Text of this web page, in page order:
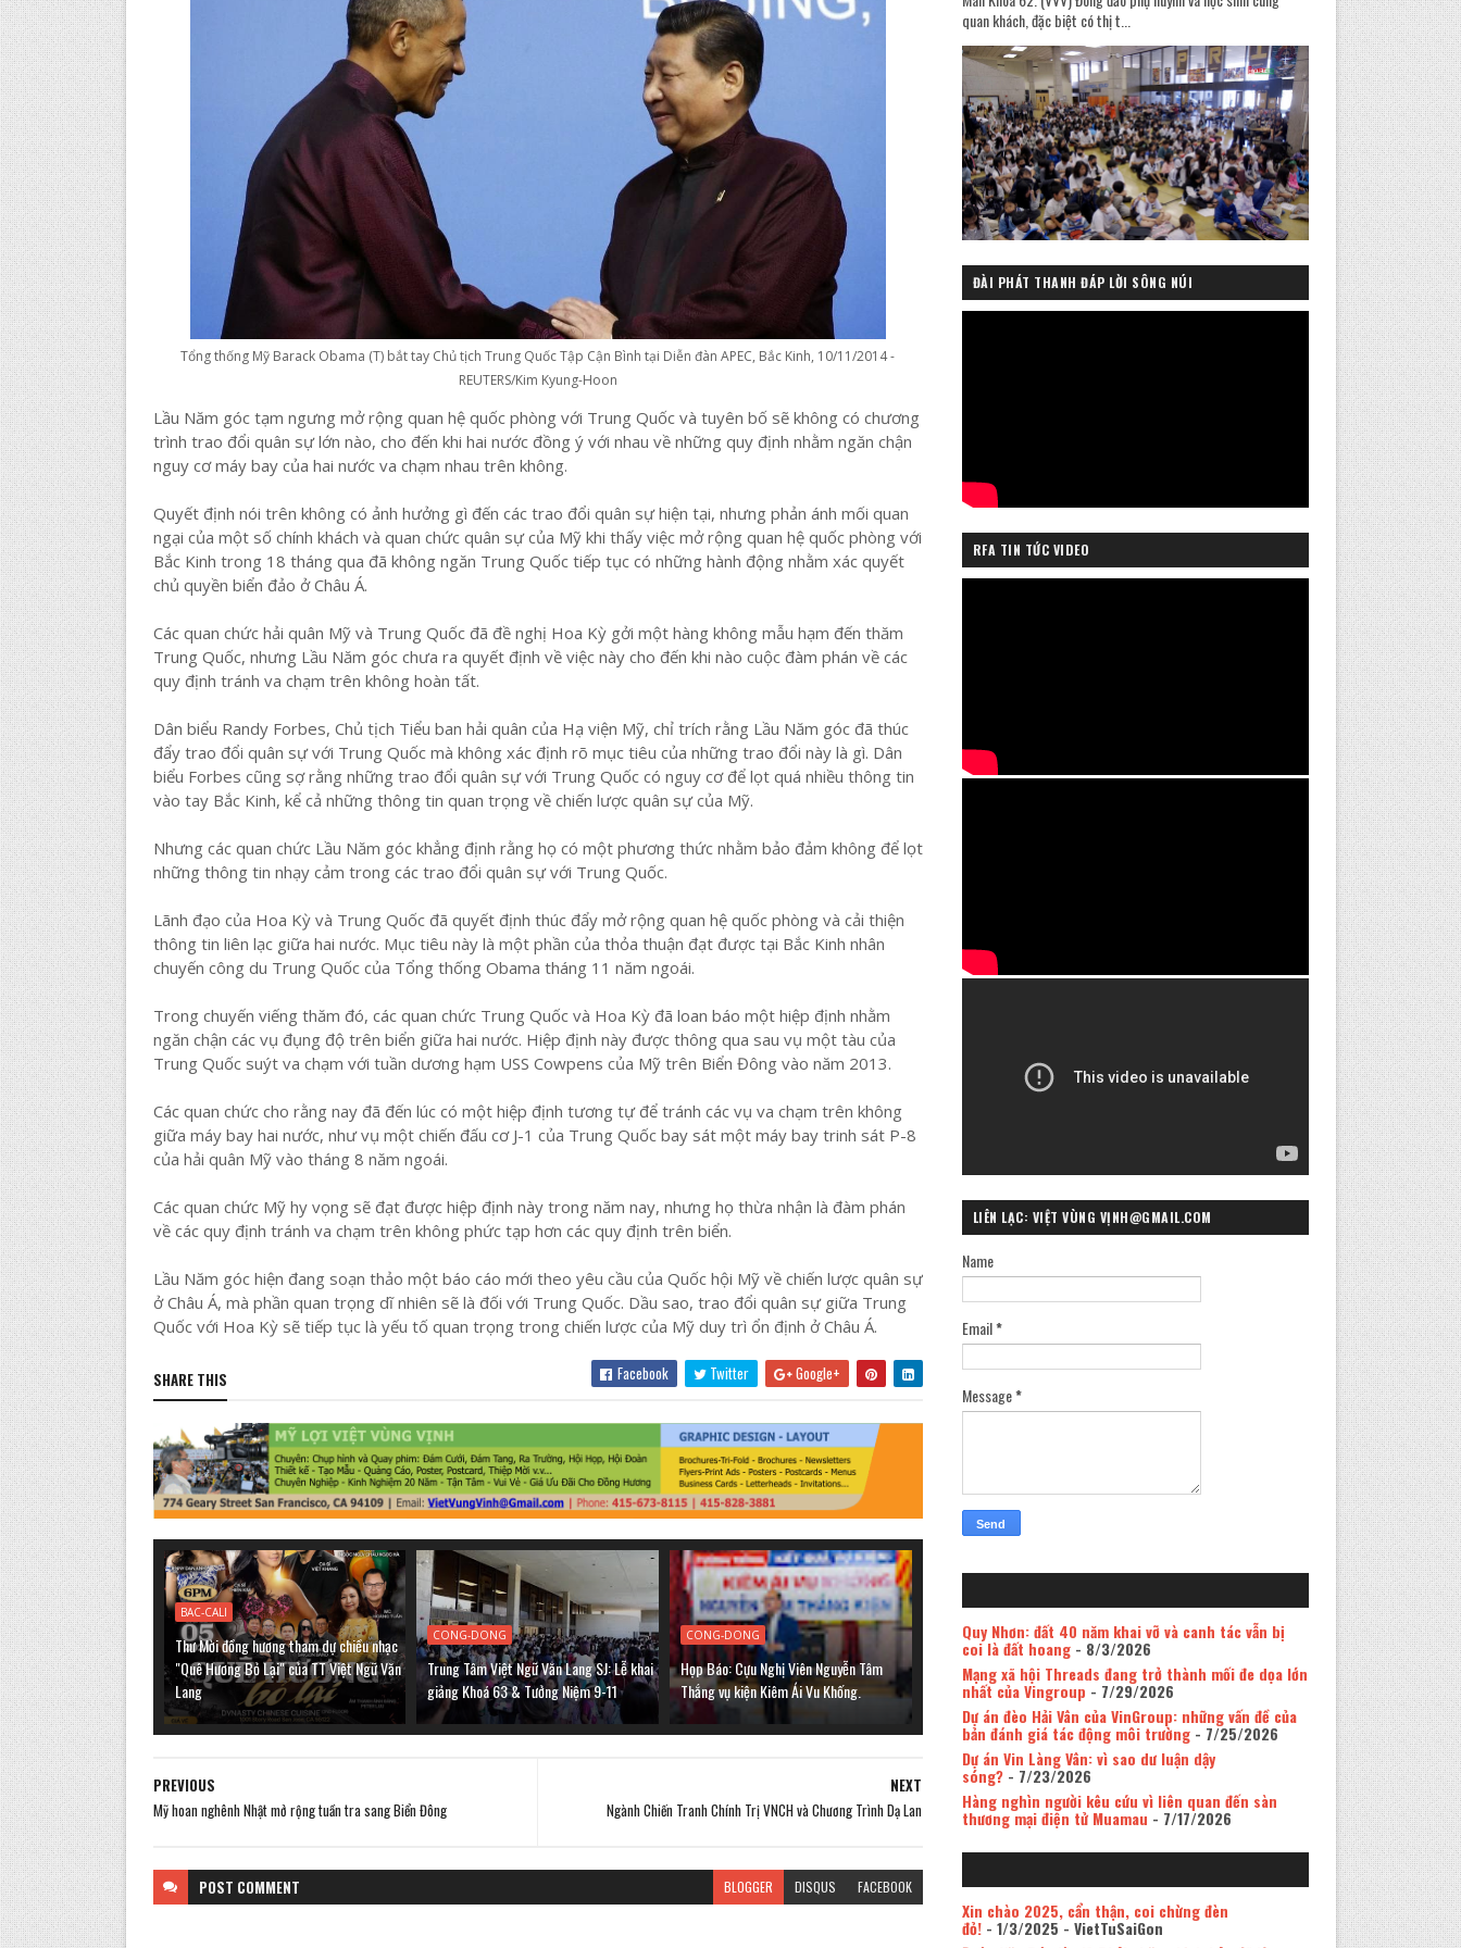
Tổng thống Mỹ Barack Obama (T) bắt tay Chủ tịch Trung Quốc Tập Cận Bình tại Diễn đàn APEC, Bắc Kinh, 10/11/2014 -
REUTERS/Kim Kyung-Hoon
Lầu Năm góc tạm ngưng mở rộng quan hệ quốc phòng với Trung Quốc và tuyên bố sẽ không có chương
trình trao đổi quân sự lớn nào, cho đến khi hai nước đồng ý với nhau về những quy định nhằm ngăn chận
nguy cơ máy bay của hai nước va chạm nhau trên không.
Quyết định nói trên không có ảnh hưởng gì đến các trao đổi quân sự hiện tại, nhưng phản ánh mối quan
ngại của một số chính khách và quan chức quân sự của Mỹ khi thấy việc mở rộng quan hệ quốc phòng với
Bắc Kinh trong 18 tháng qua đã không ngăn Trung Quốc tiếp tục có những hành động nhằm xác quyết
chủ quyền biển đảo ở Châu Á.
Các quan chức hải quân Mỹ và Trung Quốc đã đề nghị Hoa Kỳ gởi một hàng không mẫu hạm đến thăm
Trung Quốc, nhưng Lầu Năm góc chưa ra quyết định về việc này cho đến khi nào cuộc đàm phán về các
quy định tránh va chạm trên không hoàn tất.
Dân biểu Randy Forbes, Chủ tịch Tiểu ban hải quân của Hạ viện Mỹ, chỉ trích rằng Lầu Năm góc đã thúc
đẩy trao đổi quân sự với Trung Quốc mà không xác định rõ mục tiêu của những trao đổi này là gì. Dân
biểu Forbes cũng sợ rằng những trao đổi quân sự với Trung Quốc có nguy cơ để lọt quá nhiều thông tin
vào tay Bắc Kinh, kể cả những thông tin quan trọng về chiến lược quân sự của Mỹ.
Nhưng các quan chức Lầu Năm góc khẳng định rằng họ có một phương thức nhằm bảo đảm không để lọt
những thông tin nhạy cảm trong các trao đổi quân sự với Trung Quốc.
Lãnh đạo của Hoa Kỳ và Trung Quốc đã quyết định thúc đẩy mở rộng quan hệ quốc phòng và cải thiện
thông tin liên lạc giữa hai nước. Mục tiêu này là một phần của thỏa thuận đạt được tại Bắc Kinh nhân
chuyến công du Trung Quốc của Tổng thống Obama tháng 11 năm ngoái.
Trong chuyến viếng thăm đó, các quan chức Trung Quốc và Hoa Kỳ đã loan báo một hiệp định nhằm
ngăn chận các vụ đụng độ trên biển giữa hai nước. Hiệp định này được thông qua sau vụ một tàu của
Trung Quốc suýt va chạm với tuần dương hạm USS Cowpens của Mỹ trên Biển Đông vào năm 2013.
Các quan chức cho rằng nay đã đến lúc có một hiệp định tương tự để tránh các vụ va chạm trên không
giữa máy bay hai nước, như vụ một chiến đấu cơ J-1 của Trung Quốc bay sát một máy bay trinh sát P-8
của hải quân Mỹ vào tháng 8 năm ngoái.
Các quan chức Mỹ hy vọng sẽ đạt được hiệp định này trong năm nay, nhưng họ thừa nhận là đàm phán
về các quy định tránh va chạm trên không phức tạp hơn các quy định trên biển.
Lầu Năm góc hiện đang soạn thảo một báo cáo mới theo yêu cầu của Quốc hội Mỹ về chiến lược quân sự
ở Châu Á, mà phần quan trọng dĩ nhiên sẽ là đối với Trung Quốc. Dầu sao, trao đổi quân sự giữa Trung
Quốc với Hoa Kỳ sẽ tiếp tục là yếu tố quan trọng trong chiến lược của Mỹ duy trì ổn định ở Châu Á.
SHARE THIS Facebook Twitter Google+
BAC-CALI
Thư Mời đồng hương tham dự chiều nhạc
"Quê Hương Bỏ Lại" của TT Việt Ngữ Văn
Lang
CONG-DONG
Trung Tâm Việt Ngữ Văn Lang SJ: Lễ khai
giảng Khoá 63 & Tưởng Niệm 9-11
CONG-DONG
Họp Báo: Cựu Nghị Viên Nguyễn Tâm
Thắng vụ kiện Kiêm Ái Vu Khống.
NEXT
Ngành Chiến Tranh Chính Trị VNCH và Chương Trình Dạ Lan
PREVIOUS
Mỹ hoan nghênh Nhật mở rộng tuần tra sang Biển Đông
POST COMMENT BLOGGER DISQUS FACEBOOK
quan khách, đặc biệt có thị t...
ĐÀI PHÁT THANH ĐÁP LỜI SÔNG NÚI
RFA TIN TỨC VIDEO
LIÊN LẠC: VIỆT VÙNG VỊNH@GMAIL.COM
Name
Email*
Message*
Quy Nhơn: đất 40 năm khai vỡ và canh tác vẫn bị
coi là đất hoang- 8/3/2026
Mạng xã hội Threads đang trở thành mối đe dọa lớn
nhất của Vingroup - 7/29/2026
Dự án đèo Hải Vân của VinGroup: những vấn đề của
bản đánh giá tác động môi trường- 7/25/2026
Dự án Vin Làng Vân: vì sao dư luận dậy
sóng?- 7/23/2026
Hàng nghìn người kêu cứu vì liên quan đến sàn
thương mại điện tử Muamau - 7/17/2026
Xin chào 2025, cẩn thận, coi chừng đèn
đỏ!- 1/3/2025 - VietTuSaiGon